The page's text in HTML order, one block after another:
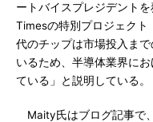
ートバイスプレジデント
Timesの特別プロジェク
代のチップは市場投入ま
いるため、半導体業界に
ている」と説明している。
Maity氏はブログ記事で